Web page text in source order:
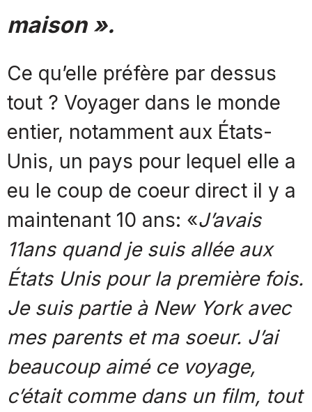
maison ».
Ce qu’elle préfère par dessus
tout ? Voyager dans le monde
entier, notamment aux États-
Unis, un pays pour lequel elle a
eu le coup de coeur direct il y a
maintenant 10 ans: «J’avais
11ans quand je suis allée aux
États Unis pour la première fois.
Je suis partie à New York avec
mes parents et ma soeur. J’ai
beaucoup aimé ce voyage,
c’était comme dans un film, tout